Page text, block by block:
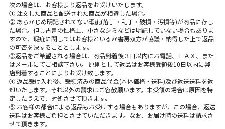
次の場合は、お客様より返品をお受けいたします。
① 注文した商品と配送された商品が相違した場合。
② あらかじめ明記されてない瑕疵(落丁・乱丁・破損・汚損等)が商品に存し
た場合。但し古書の性格上、小さなシミなどは明記していない場合もありま
すので、瑕疵に関してはお客様といるか書房双方が協議・納得した上で返品
の可否を決することとします。
③返品をご希望される場合は、商品到着後３日以内にお電話、ＦＡＸ、また
はメールにてご相談下さい。 原則として返品はお客様受領後10日以内に弊
店到着することによりお受け致します。
④ 返品受け入れ後、受領済みの商品代金(本体価格・送料)及び返送送料を返
却いたします。それ以外の請求はご容赦願います。未受領の場合は原因を特
定したうえで、対処させて頂きます。
⑤ お客様の都合による返品もお受けする場合もありますが、この場合、返送
送料はお客様ご負担とさせていただきます。なお、お届け時の送料は請求さ
せて頂きます。